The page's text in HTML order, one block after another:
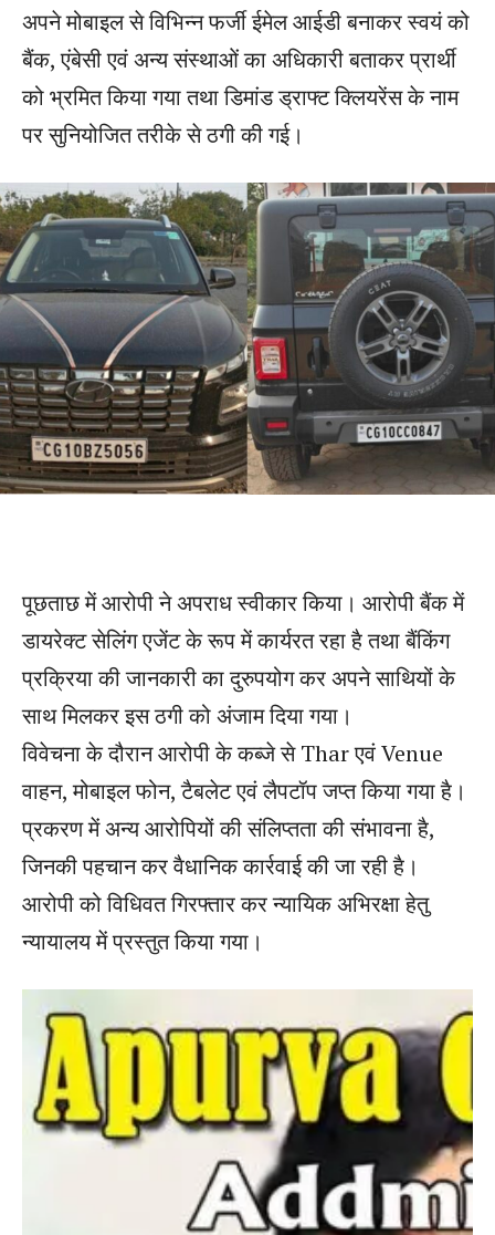
अपने मोबाइल से विभिन्न फर्जी ईमेल आईडी बनाकर स्वयं को
बैंक, एंबेसी एवं अन्य संस्थाओं का अधिकारी बताकर प्रार्थी
को भ्रमित किया गया तथा डिमांड ड्राफ्ट क्लियरेंस के नाम
पर सुनियोजित तरीके से ठगी की गई।
पूछताछ में आरोपी ने अपराध स्वीकार किया। आरोपी बैंक में
डायरेक्ट सेलिंग एजेंट के रूप में कार्यरत रहा है तथा बैंकिंग
प्रक्रिया की जानकारी का दुरुपयोग कर अपने साथियों के
साथ मिलकर इस ठगी को अंजाम दिया गया।
विवेचना के दौरान आरोपी के कब्जे से Thar एवं Venue
वाहन, मोबाइल फोन, टैबलेट एवं लैपटॉप जप्त किया गया है।
प्रकरण में अन्य आरोपियों की संलिप्तता की संभावना है,
जिनकी पहचान कर वैधानिक कार्रवाई की जा रही है।
आरोपी को विधिवत गिरफ्तार कर न्यायिक अभिरक्षा हेतु
न्यायालय में प्रस्तुत किया गया।